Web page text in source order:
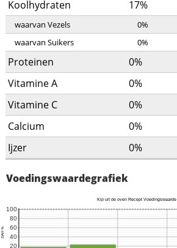
Koolhydraten 17%
waarvan Vezels 0%
waarvan Suikers
0%
Proteinen 0%
Vitamine A
0%
Vitamine C
0%
Calcium
0%
Ijzer
0%
Voedingswaardegrafiek